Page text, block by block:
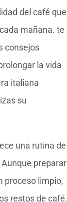
del café que
mañana. te
consejos
la vida
italiana
su
una rutina de
preparar
proceso limpio,
restos de café,